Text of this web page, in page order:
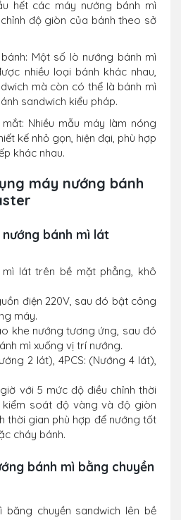
hết các máy nướng bánh mì
độ giòn của bánh theo sở
Một số lò nướng bánh mì
nhiều loại bánh khác nhau,
mà còn có thể là bánh mì
sandwich kiểu pháp.
Nhiều mẫu máy làm nóng
kế nhỏ gọn, hiện đại, phù hợp
khác nhau.
máy nướng bánh
bánh mì lát
lát trên bề mặt phẳng, khô
điện 220V, sau đó bật công
máy.
khe nướng tương ứng, sau đó
mì xuống vị trí nướng.
2 lát), 4PCS: (Nướng 4 lát),
với 5 mức độ điều chỉnh thời
kiểm soát độ vàng và độ giòn
thời gian phù hợp để nướng tốt
cháy bánh.
bánh mì bằng chuyền
chuyền sandwich lên bề